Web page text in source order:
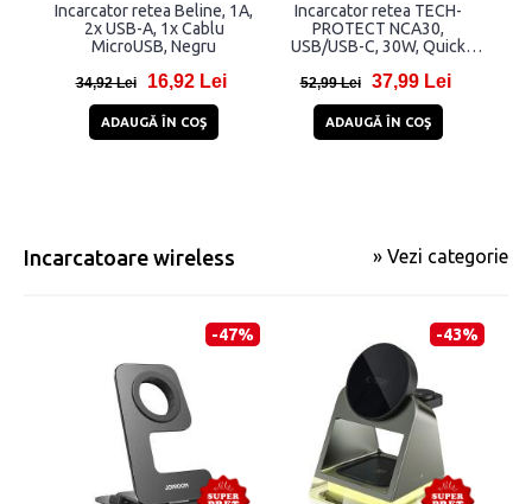
Incarcator retea Beline, 1A,
2x USB-A, 1x Cablu
MicroUSB, Negru
34,92 Lei 16,92 Lei
ADAUGĂ ÎN COŞ
Incarcator retea TECH-
PROTECT NCA30,
USB/USB-C, 30W, Quick
Charging, Alb
52,99 Lei 37,99 Lei
ADAUGĂ ÎN COŞ
Incarcatoare wireless » Vezi categorie
-47% -43%